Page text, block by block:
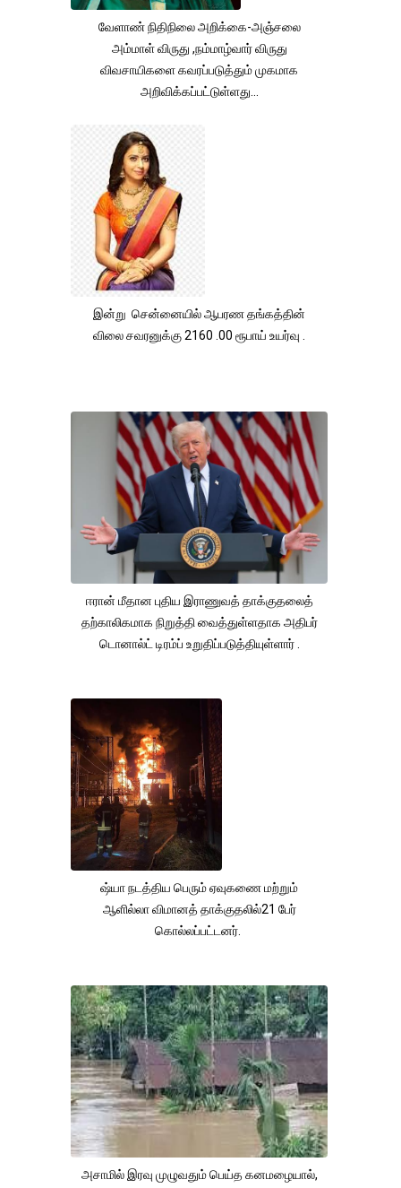
வேளாண் நிதிநிலை அறிக்கை-அஞ்சலை
அம்மாள் விருது ,நம்மாழ்வார் விருது
விவசாயிகளை கவரப்படுத்தும் முகமாக
அறிவிக்கப்பட்டுள்ளது...
இன்று சென்னையில் ஆபரண தங்கத்தின்
விலை சவரனுக்கு 2160 .00 ரூபாய் உயர்வு .
ஈரான் மீதான புதிய இராணுவத் தாக்குதலைத்
தற்காலிகமாக நிறுத்தி வைத்துள்ளதாக அதிபர்
டொனால்ட் டிரம்ப் உறுதிப்படுத்தியுள்ளார் .
ஷ்யா நடத்திய பெரும் ஏவுகணை மற்றும்
ஆளில்லா விமானத் தாக்குதலில்21 பேர்
கொல்லப்பட்டனர்.
அசாமில் இரவு முழுவதும் பெய்த கனமழையால்,